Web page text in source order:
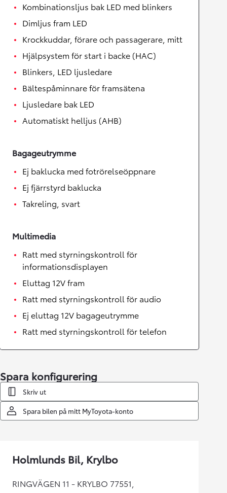
Kombinationsljus bak LED med blinkers
Dimljus fram LED
Krockkuddar, förare och passagerare, mitt
Hjälpsystem för start i backe (HAC)
Blinkers, LED ljusledare
Bältespåminnare för framsätena
Ljusledare bak LED
Automatiskt helljus (AHB)
Bagageutrymme
Ej baklucka med fotrörelseöppnare
Ej fjärrstyrd baklucka
Takreling, svart
Multimedia
Ratt med styrningskontroll för
informationsdisplayen
Eluttag 12V fram
Ratt med styrningskontroll för audio
Ej eluttag 12V bagageutrymme
Ratt med styrningskontroll för telefon
Spara konfigurering
Skriv ut
Spara bilen på mitt MyToyota-konto
Holmlunds Bil, Krylbo
RINGVÄGEN 11 - KRYLBO 77551,